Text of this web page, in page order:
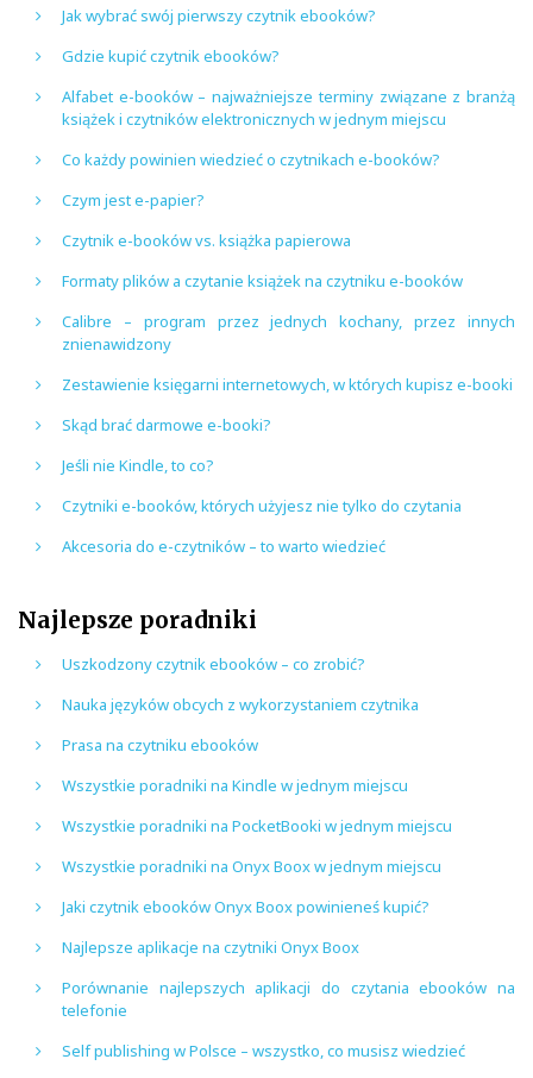
Jak wybrać swój pierwszy czytnik ebooków?
Gdzie kupić czytnik ebooków?
Alfabet e-booków – najważniejsze terminy związane z branżą
książek i czytników elektronicznych w jednym miejscu
Co każdy powinien wiedzieć o czytnikach e-booków?
Czym jest e-papier?
Czytnik e-booków vs. książka papierowa
Formaty plików a czytanie książek na czytniku e-booków
Calibre – program przez jednych kochany, przez innych
znienawidzony
Zestawienie księgarni internetowych, w których kupisz e-booki
Skąd brać darmowe e-booki?
Jeśli nie Kindle, to co?
Czytniki e-booków, których użyjesz nie tylko do czytania
Akcesoria do e-czytników – to warto wiedzieć
Najlepsze poradniki
Uszkodzony czytnik ebooków – co zrobić?
Nauka języków obcych z wykorzystaniem czytnika
Prasa na czytniku ebooków
Wszystkie poradniki na Kindle w jednym miejscu
Wszystkie poradniki na PocketBooki w jednym miejscu
Wszystkie poradniki na Onyx Boox w jednym miejscu
Jaki czytnik ebooków Onyx Boox powinieneś kupić?
Najlepsze aplikacje na czytniki Onyx Boox
Porównanie najlepszych aplikacji do czytania ebooków na
telefonie
Self publishing w Polsce – wszystko, co musisz wiedzieć